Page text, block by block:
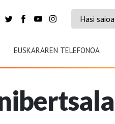
Hasi saioa
EUSKARAREN TELEFONOA